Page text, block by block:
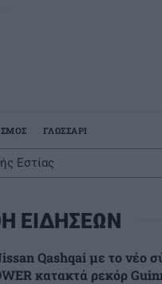
ΓΛΩΣΣΑΡΙ
Εστίας
ΕΙΔΗΣΕΩΝ
Qashqai με το νέο
κατακτά ρεκόρ